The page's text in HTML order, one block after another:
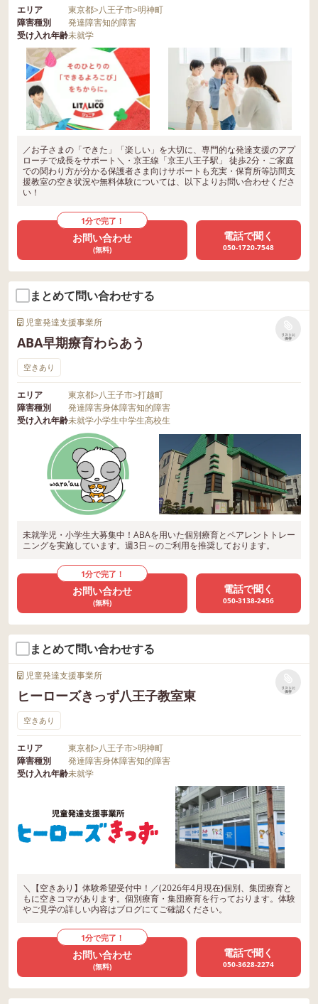
エリア 東京都>八王子市>明神町
障害種別
発達障害知的障害
受け入れ年齢未就学
／お子さまの「できた」「楽しい」を大切に、専門的な発達支援のアプ
ローチで成長をサポート＼・京王線「京王八王子駅」 徒歩2分・ご家庭
での関わり方が分かる保護者さま向けサポートも充実・保育所等訪問支
援教室の空き状況や無料体験については、以下よりお問い合わせくださ
い！
1分で完了！
お問い合わせ
(無料)
電話で聞く
050-1720-7548
まとめて問い合わせする
児童発達支援事業所
ABA早期療育わらあう
リストに
保存
空きあり
エリア 東京都>八王子市>打越町
障害種別
発達障害身体障害知的障害
受け入れ年齢未就学小学生中学生高校生
未就学児・小学生大募集中！ABAを用いた個別療育とペアレントトレー
ニングを実施しています。週3日～のご利用を推奨しております。
1分で完了！
お問い合わせ
(無料)
電話で聞く
050-3138-2456
まとめて問い合わせする
児童発達支援事業所
ヒーローズきっず八王子教室東
リストに
保存
空きあり
エリア 東京都>八王子市>明神町
障害種別
発達障害身体障害知的障害
受け入れ年齢未就学
＼【空きあり】体験希望受付中！／(2026年4月現在)個別、集団療育と
もに空きコマがあります。個別療育・集団療育を行っております。体験
やご見学の詳しい内容はブログにてご確認ください。
1分で完了！
お問い合わせ
(無料)
電話で聞く
050-3628-2274